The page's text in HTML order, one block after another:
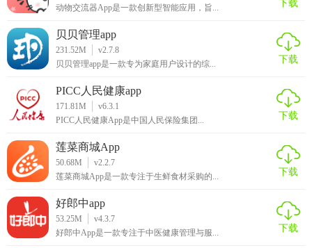
动物交流器App是一款创新型智能应用，旨...
下载
贝贝管理app
231.52M
v2.7.8
贝贝管理app是一款专为家庭用户设计的综...
下载
PICC人民健康app
171.81M
v6.3.1
PICC人民健康App是中国人民保险集团...
下载
莲菜商城App
50.68M
v2.2.7
莲菜商城App是一款专注于生鲜食材采购的...
下载
好郎中app
53.25M
v4.3.7
好郎中App是一款专注于中医健康管理与服...
下载